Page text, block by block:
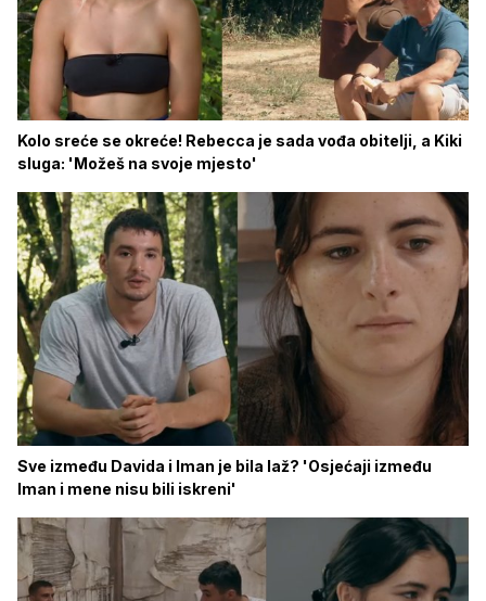
Kolo sreće se okreće! Rebecca je sada vođa obitelji, a Kiki
sluga: 'Možeš na svoje mjesto'
Sve između Davida i Iman je bila laž? 'Osjećaji između
Iman i mene nisu bili iskreni'